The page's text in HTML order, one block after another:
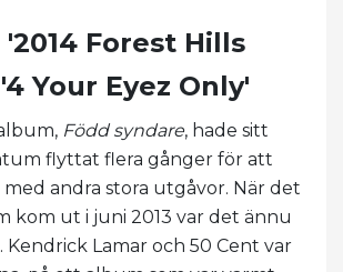
'2014 Forest Hills
Your Eyez Only'
Född syndare, hade sitt
flyttat flera gånger för att
andra stora utgåvor. När det
kom ut i juni 2013 var det ännu
Kendrick Lamar och 50 Cent var